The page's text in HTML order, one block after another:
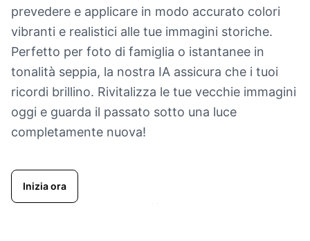
prevedere e applicare in modo accurato colori
vibranti e realistici alle tue immagini storiche.
Perfetto per foto di famiglia o istantanee in
tonalità seppia, la nostra IA assicura che i tuoi
ricordi brillino. Rivitalizza le tue vecchie immagini
oggi e guarda il passato sotto una luce
completamente nuova!
Inizia ora